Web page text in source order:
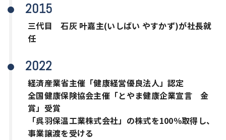
2015
三代目 石灰 叶嘉主(いしばい やすかず)が社長就
任
2022
経済産業省主催「健康経営優良法人」認定
全国健康保険協会主催「とやま健康企業宣言 金
賞」受賞
「呉羽保温工業株式会社」の株式を100％取得し、
事業譲渡を受ける